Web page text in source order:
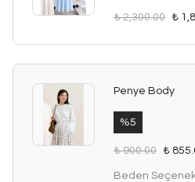
₺ 2,300.00 ₺
Penye Body
%5
₺ 900.00 ₺
Beden